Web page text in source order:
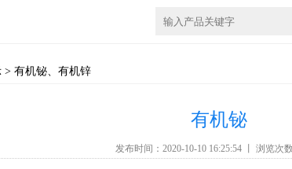
> 有机铋、有机锌
有机铋
发布时间：2020-10-10 16:25:54 丨 浏览次数